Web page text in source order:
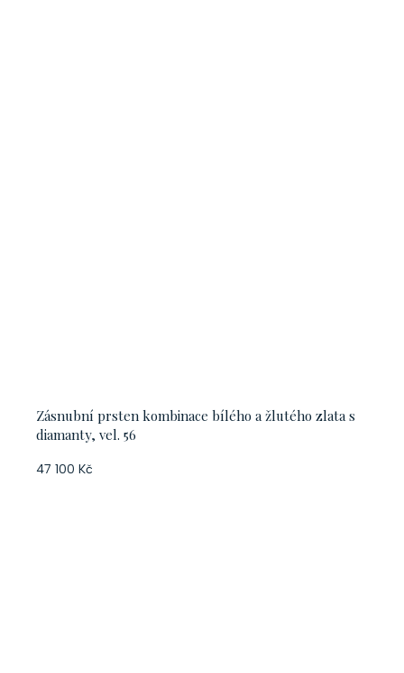
Zásnubní prsten kombinace bílého a žlutého zlata s
diamanty, vel. 56
47 100 Kč